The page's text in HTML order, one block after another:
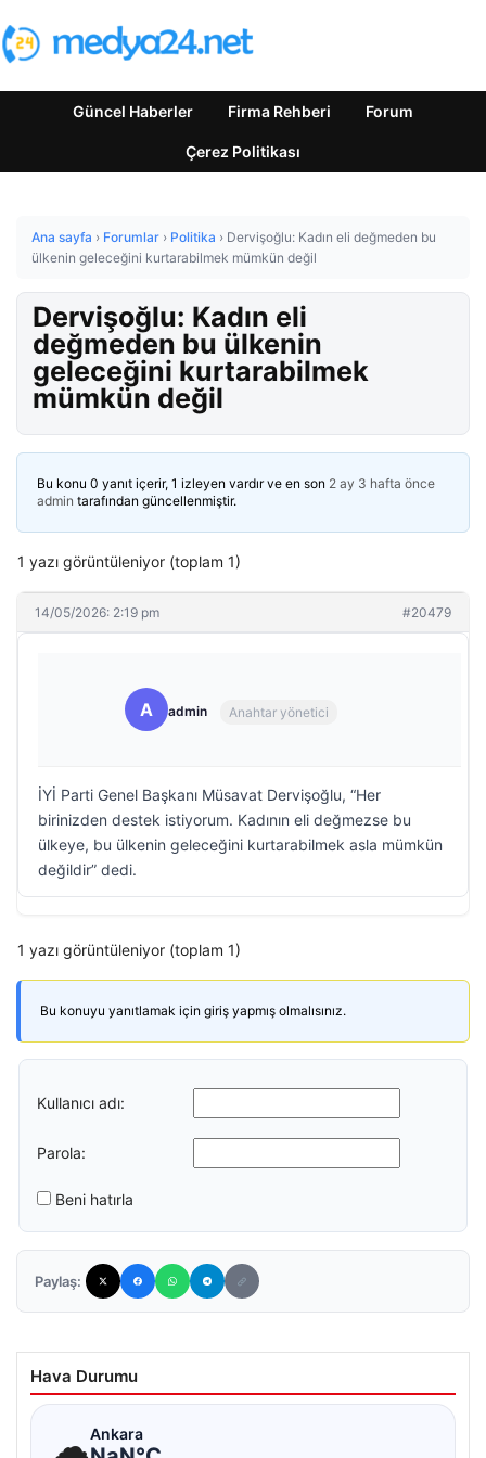
Güncel Haberler Firma Rehberi Forum
Çerez Politikası
Ana sayfa › Forumlar › Politika › Dervişoğlu: Kadın eli değmeden bu
ülkenin geleceğini kurtarabilmek mümkün değil
Dervişoğlu: Kadın eli
değmeden bu ülkenin
geleceğini kurtarabilmek
mümkün değil
Bu konu 0 yanıt içerir, 1 izleyen vardır ve en son 2 ay 3 hafta önce
admin tarafından güncellenmiştir.
1 yazı görüntüleniyor (toplam 1)
14/05/2026: 2:19 pm #20479
A admin Anahtar yönetici
İYİ Parti Genel Başkanı Müsavat Dervişoğlu, “Her
birinizden destek istiyorum. Kadının eli değmezse bu
ülkeye, bu ülkenin geleceğini kurtarabilmek asla mümkün
değildir” dedi.
1 yazı görüntüleniyor (toplam 1)
Bu konuyu yanıtlamak için giriş yapmış olmalısınız.
Kullanıcı adı:
Parola:
Beni hatırla
Paylaş:
Hava Durumu
☁Ankara